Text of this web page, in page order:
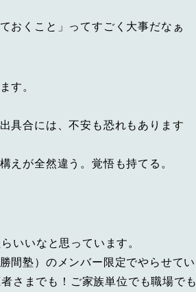
おくこと」ってすごく大事だなぁ
す。
具合には、不安も恐れもあります
えが全然違う。覚悟も持てる。
いいなと思っています。
間塾）のメンバー限定でやらせてい
さまでも！ご家族単位でも職場でも